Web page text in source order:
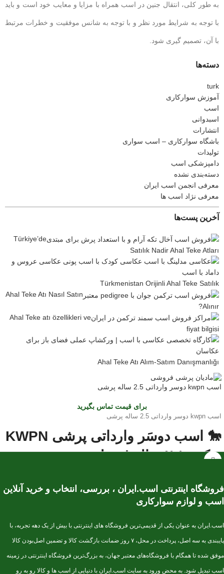
به طور کلی، انتقال جنین در اسب همراه با مزایا و معایب خود است و باید
با توجه به شرایط مورد نظر و با توجه به شانس موفقیت و خطرات مرتبط
با آن، تصمیم گیری شود.
دسته‌ها
turk
آموزش سوارکاری
اسب
اسبدوانی
انتشارات
باشگاه سوارکاری – اسب سواری
تولیدات
دامپزشکی اسب
دسته‌بندی نشده
معرفی انجمن اسب ایران
معرفی نژاد اسب ها
آخرین پست‌ها
Türkiye’de
Satılık Nadir Ahal Teke Atları
Türkmenistan Orijinli Ahal Teke Satılık
Ahal Teke Atı Nasıl Satın
Alınır?
Ahal Teke atı özellikleri ve
fiyat bilgisi
Ahal Teke Atı Alım-Satım Danışmanlığı
اسب kwpn دوسر وارداتی 2.5 ساله پرشی
برای قیمت تماس بگیرید
اسب kwpn دوسر وارداتی 2.5 ساله پرشی
🐎 اسب دوسَر وارداتی پرشی KWPN
– کره ۲.۵ ساله | نسل‌برتر مخصوص
این کره دوسَر وارداتی نژاد اصیل KWPN
یکی از بهترین انتخاب‌ها برای
سوارکاران و پرورش‌دهندگانی است که به‌دنبال اسبی با
Jumping شناخته می‌شود و کره‌های این نژاد از همان سنین کم، قدرت، هوش و
⭐ مشخصات کلی
سن:۲.۵ سال
فروشگاه اینترنتی اسب.ایران ، بررسی، انتخاب و خرید آنلاین
اسب و لوازم سوارکاری
اسب.ایران به عنوان یکی از قدیمی‌ترین فروشگاه های اینترنتی با بیش از یک دهه تجربه، با
پایبندی به سه اصل، پرداخت در محل، ۷ روز ضمانت بازگشت کالا و تضمین اصل‌بودن کالا
موفق شده تا همگام با فروشگاه‌های معتبر جهان، به بزرگ‌ترین فروشگاه اینترنتی در زمینه
اسب تبدیل شود. به محض ورود به سایت اسب.ایران با دنیایی از اسب ها و کالا رو به رو